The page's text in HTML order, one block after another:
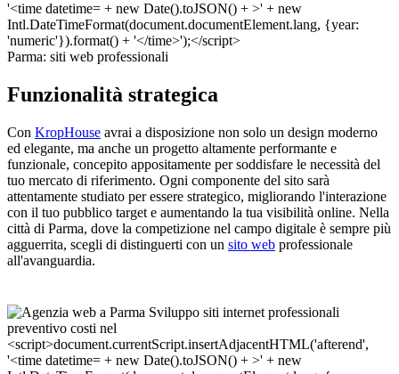
Parma: siti web professionali
Funzionalità strategica
Con KropHouse avrai a disposizione non solo un design moderno
ed elegante, ma anche un progetto altamente performante e
funzionale, concepito appositamente per soddisfare le necessità del
tuo mercato di riferimento. Ogni componente del sito sarà
attentamente studiato per essere strategico, migliorando l'interazione
con il tuo pubblico target e aumentando la tua visibilità online. Nella
città di Parma, dove la competizione nel campo digitale è sempre più
agguerrita, scegli di distinguerti con un sito web professionale
all'avanguardia.